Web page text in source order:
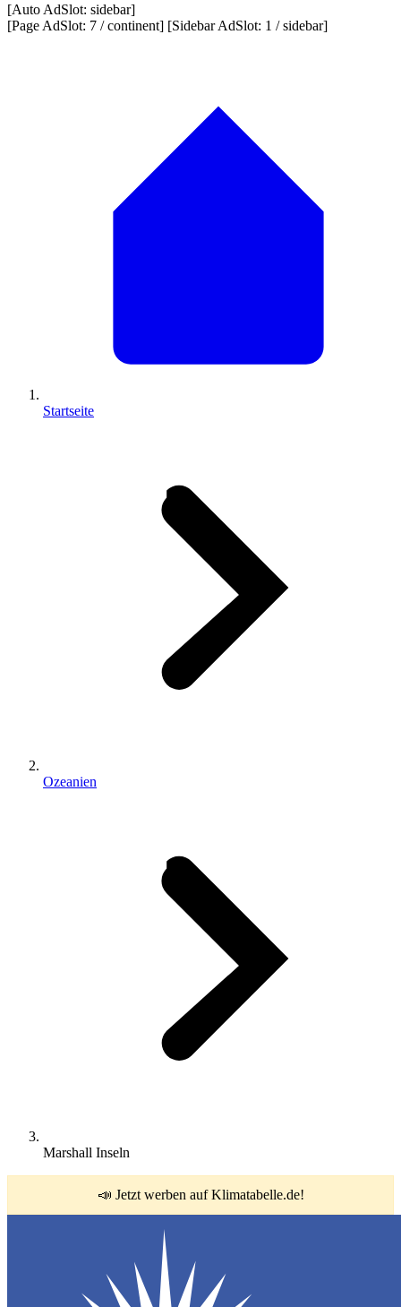
[Auto AdSlot: sidebar]
[Page AdSlot: 7 / continent] [Sidebar AdSlot: 1 / sidebar]
Startseite
Ozeanien
Marshall Inseln
📣 Jetzt werben auf Klimatabelle.de!